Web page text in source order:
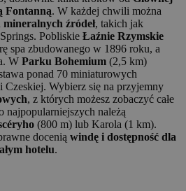
Fontanną. W każdej chwili można
mineralnych źródeł, takich jak
Pobliskie Łaźnie Rzymskie
spa zbudowanego w 1896 roku, a
W Parku Bohemium (2,5 km)
ponad 70 miniaturowych
Czeskiej. Wybierz się na przyjemny
, z których możesz zobaczyć całe
najpopularniejszych należą
(800 m) lub Karola (1 km).
docenią windę i dostępność dla
hotelu.